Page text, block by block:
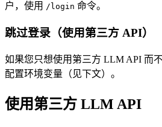
户，使用 /login 命令。
跳过登录（使用第三方 API）
如果您只想使用第三方 LLM API 而
配置环境变量（见下文）。
使用第三方 LLM API